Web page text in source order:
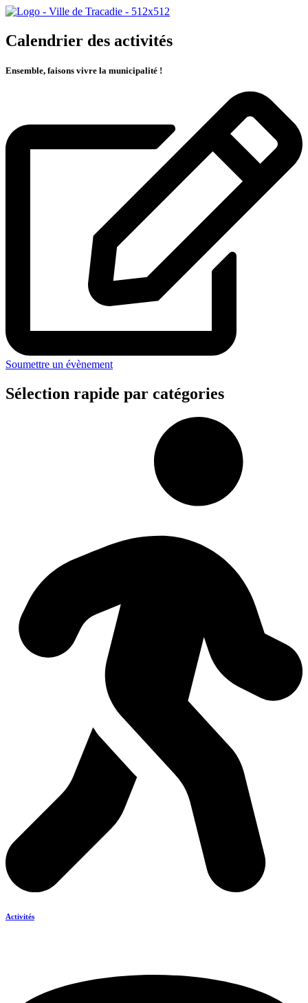
Calendrier des activités
Ensemble, faisons vivre la municipalité !
Soumettre un évènement
Sélection rapide par catégories
Activités